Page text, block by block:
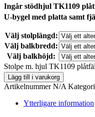
Ingår stödhjul TK1109
U-bygel med platta samt
Välj stolplängd:
Välj balkbredd:
Välj balkhöjd:
Stolpe m. hjul TK1109
Lägg till i varukorg
ArtikelnummerN/A Kategori
Ytterligare information